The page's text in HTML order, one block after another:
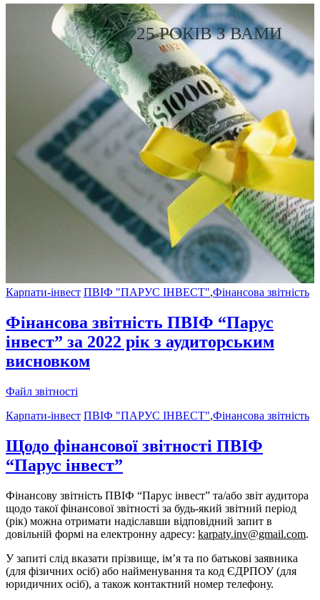
25 РОКІВ З ВАМИ
Карпати-інвест ПВІФ "ПАРУС ІНВЕСТ",Фінансова звітність
Фінансова звітність ПВІФ “Парус
інвест” за 2022 рік з аудиторським
висновком
Файл звітності
Карпати-інвест ПВІФ "ПАРУС ІНВЕСТ",Фінансова звітність
Щодо фінансової звітності ПВІФ
“Парус інвест”
Фінансову звітність ПВІФ “Парус інвест” та/або звіт аудитора
щодо такої фінансової звітності за будь-який звітний період
(рік) можна отримати надіславши відповідний запит в
довільній формі на електронну адресу: karpaty.inv@gmail.com.
У запиті слід вказати прізвище, ім’я та по батькові заявника
(для фізичних осіб) або найменування та код ЄДРПОУ (для
юридичних осіб), а також контактний номер телефону.